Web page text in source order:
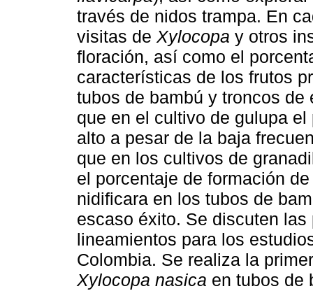
través de nidos trampa. En
visitas de Xylocopa y otros
floración, así como el
características de los frutos
tubos de bambú y troncos
que en el cultivo de gulupa
alto a pesar de la baja
que en los cultivos de
el porcentaje de formación
nidificara en los tubos de
escaso éxito. Se discuten
lineamientos para los
Colombia. Se realiza la
Xylocopa nasica en tubos de